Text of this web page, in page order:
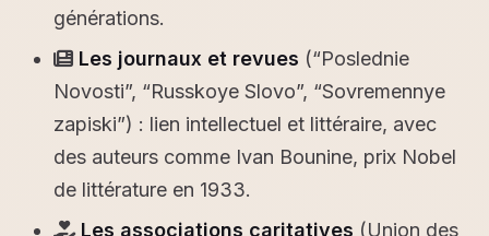
générations.
Les journaux et revues (“Poslednie
Novosti”, “Russkoye Slovo”, “Sovremennye
zapiski”) : lien intellectuel et littéraire, avec
des auteurs comme Ivan Bounine, prix Nobel
de littérature en 1933.
Les associations caritatives (Union des